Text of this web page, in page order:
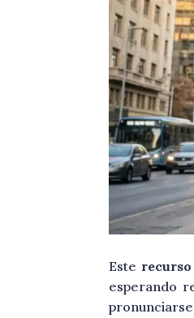
Este
esperando